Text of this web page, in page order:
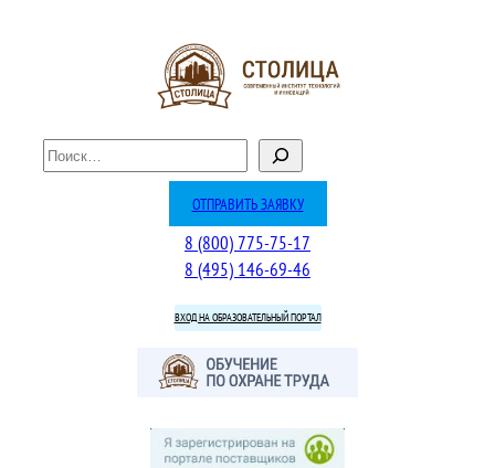
П
о
ОТПРАВИТЬ ЗАЯВКУ
8 (800) 775-75-17
8 (495) 146-69-46
ВХОД НА ОБРАЗОВАТЕЛЬНЫЙ ПОРТАЛ